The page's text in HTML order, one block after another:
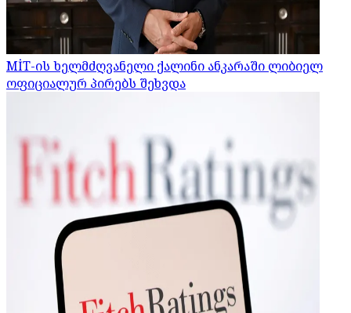
MİT-ის ხელმძღვანელი ქალინი ანკარაში ლიბიელ
ოფიციალურ პირებს შეხვდა